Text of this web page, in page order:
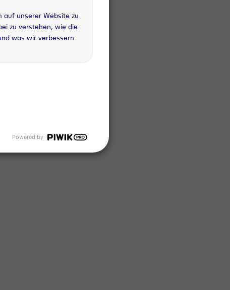
kg
auf unserer Website zu
zu verstehen, wie die
was wir verbessern
Powered by